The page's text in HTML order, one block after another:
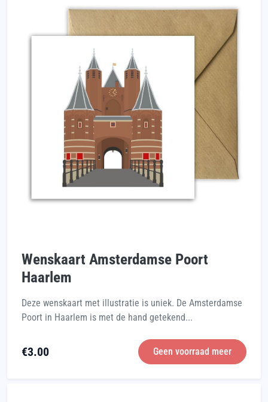
Wenskaart Amsterdamse Poort
Haarlem
Deze wenskaart met illustratie is uniek. De Amsterdamse
Poort in Haarlem is met de hand getekend...
€3.00 Geen voorraad meer